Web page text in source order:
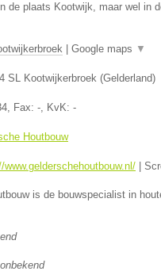
de plaats Kootwijk, maar wel in
Google maps ▼
SL Kootwijkerbroek (Gelderland)
, Fax: -, KvK: -
Houtbouw
www.gelderschehoutbouw.nl/
is de bouwspecialist in